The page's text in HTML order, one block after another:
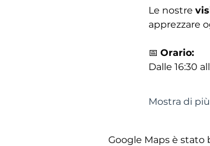
Le nostre
apprezzare
📅 Orario:
Dalle 16:30
Mostra di più
Google Maps è stato